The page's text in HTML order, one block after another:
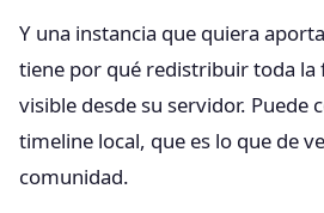
Y una instancia que quiera
tiene por qué redistribuir toda la
visible desde su servidor. Puede
timeline local, que es lo que de
comunidad.